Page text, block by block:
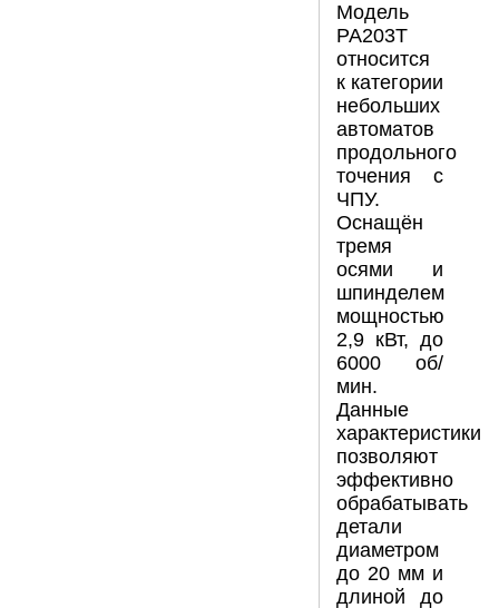
Модель
PA203T
относится
к категории
небольших
автоматов
продольного
точения с
ЧПУ.
Оснащён
тремя
осями и
шпинделем
мощностью
2,9 кВт, до
6000 об/
мин.
Данные
характеристики
позволяют
эффективно
обрабатывать
детали
диаметром
до 20 мм и
длиной до